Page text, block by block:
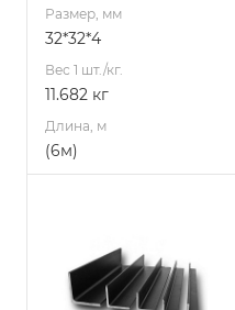
Размер, мм
32*32*4
Вес 1 шт./кг.
11.682 кг
Длина, м
(6м)